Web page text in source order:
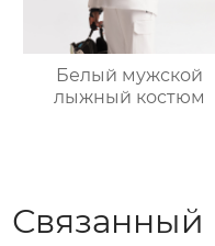
Белый мужской
лыжный костюм
Связанный